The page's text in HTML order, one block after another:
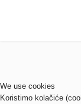
We use cookies
Koristimo kolačiće